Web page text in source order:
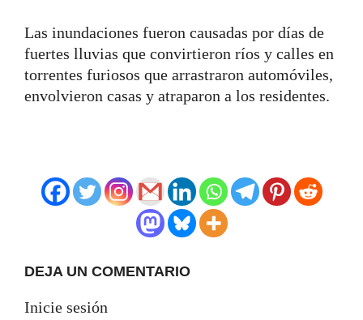
Las inundaciones fueron causadas por días de
fuertes lluvias que convirtieron ríos y calles en
torrentes furiosos que arrastraron automóviles,
envolvieron casas y atraparon a los residentes.
DEJA UN COMENTARIO
Inicie sesión